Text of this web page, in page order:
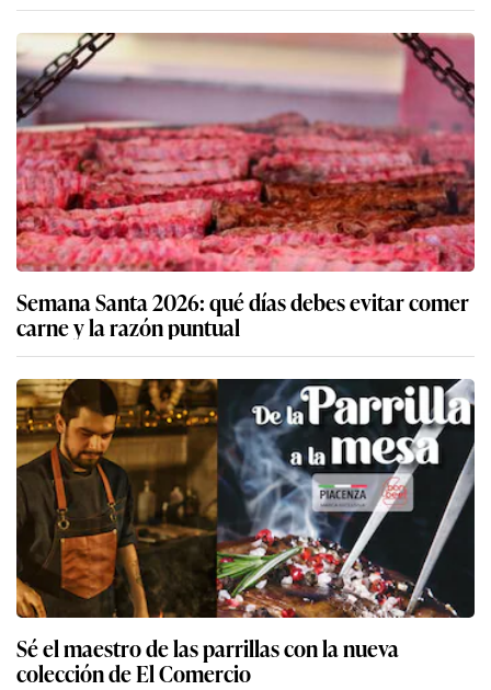
Semana Santa 2026: qué días debes evitar comer
carne y la razón puntual
Sé el maestro de las parrillas con la nueva
colección de El Comercio